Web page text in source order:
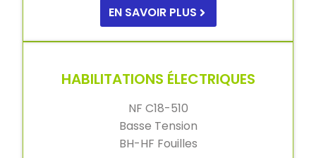
EN SAVOIR PLUS
HABILITATIONS ÉLECTRIQUES
NF C18-510
Basse Tension
BH-HF Fouilles